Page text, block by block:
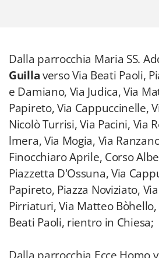
Dalla parrocchia Maria SS.
Guillaverso Via Beati Paoli,
e Damiano, Via Judica, Via
Papireto, Via Cappuccinelle,
Nicolò Turrisi, Via Pacini, Via
lmera, Via Mogia, Via
Finocchiaro Aprile, Corso
Piazzetta D'Ossuna, Via
Papireto, Piazza Noviziato,
Pirriaturi, Via Matteo Bòhello,
Beati Paoli, rientro in Chiesa;